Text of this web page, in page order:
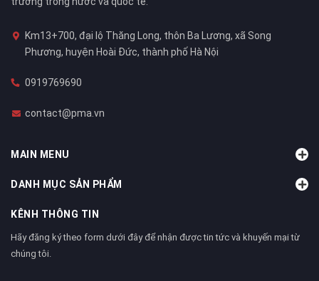
Km13+700, đại lộ Thăng Long, thôn Ba Lương, xã Song
Phương, huyện Hoài Đức, thành phố Hà Nội
0919769690
contact@pma.vn
MAIN MENU
DANH MỤC SẢN PHẨM
KÊNH THÔNG TIN
Hãy đăng ký theo form dưới đây để nhận được tin tức và khuyến mại từ
chúng tôi.